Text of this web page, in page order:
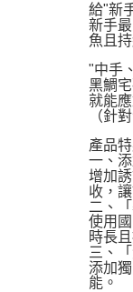
給"新
新手
魚且
"中手
黑鯛
就能
（針
產品
一、
增加
收，
二、
使用
時長
三、
添加
能。